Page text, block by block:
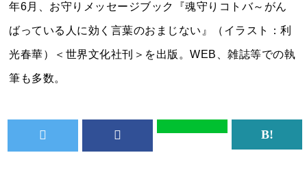
年6月、お守りメッセージブック『魂守りコトバ～がん
ばっている人に効く言葉のおまじない』（イラスト：利
光春華）＜世界文化社刊＞を出版。WEB、雑誌等での執
筆も多数。